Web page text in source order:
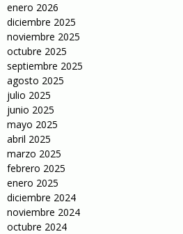
enero 2026
diciembre 2025
noviembre 2025
octubre 2025
septiembre 2025
agosto 2025
julio 2025
junio 2025
mayo 2025
abril 2025
marzo 2025
febrero 2025
enero 2025
diciembre 2024
noviembre 2024
octubre 2024